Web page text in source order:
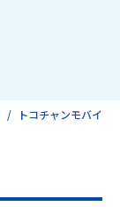
トコチャンモバイル